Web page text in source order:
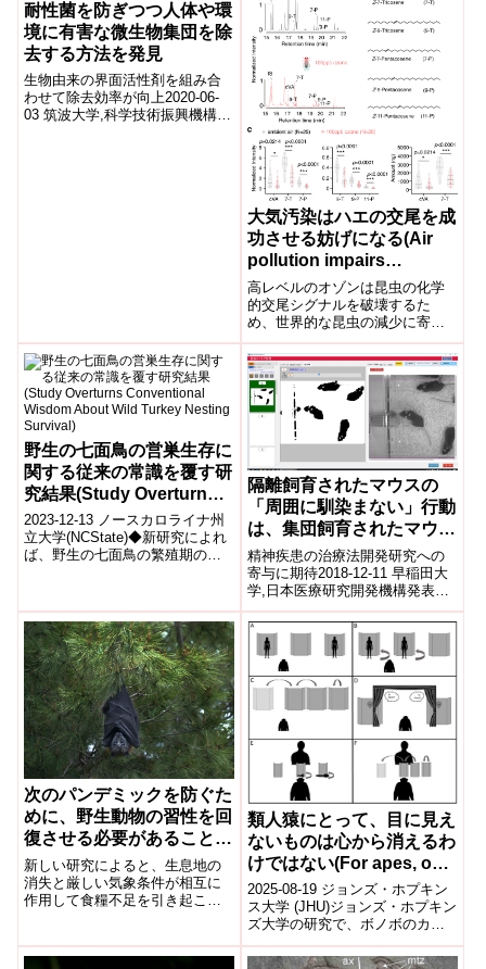
耐性菌を防ぎつつ人体や環
境に有害な微生物集団を除
去する方法を発見
生物由来の界面活性剤を組み合
わせて除去効率が向上2020-06-
03 筑波大学,科学技術振興機構ポ
大気汚染はハエの交尾を成
功させる妨げになる(Air
pollution impairs
successful mating of
flies)
高レベルのオゾンは昆虫の化学
的交尾シグナルを破壊するた
め、世界的な昆虫の減少に寄与
している可能性があるHigh
levels of ozone destroy ...
野生の七面鳥の営巣生存に
関する従来の常識を覆す研
究結果(Study Overturns
Conventional Wisdom
About Wild Turkey
Nesting Survival)
2023-12-13 ノースカロライナ州
立大学(NCState)◆新研究によれ
ば、野生の七面鳥の繁殖期の降
隔離飼育されたマウスの
「周囲に馴染まない」行動
は、集団飼育されたマウス
との同居で改善する
精神疾患の治療法開発研究への
寄与に期待2018-12-11 早稲田大
学,日本医療研究開発機構発表の
ポイント マウスを用いた動物実
験により脳の探求が進んでいる
が、...
次のパンデミックを防ぐた
めに、野生動物の習性を回
復させる必要があることを
示唆する研究結果(To
prevent next pandemic
research suggests we
habit)
新しい研究によると、生息地の
消失と厳しい気象条件が相互に
作用して食糧不足を引き起こ
感染させ、人間に感染さ...
類人猿にとって、目に見え
ないものは心から消えるわ
けではない(For apes, out
of sight isn’t out of mind)
2025-08-19 ジョンズ・ホプキン
ス大学 (JHU)ジョンズ・ホプキン
ズ大学の研究で、ボノボのカン
ジ(Kanzi)が「見えないものを心
に留める」社会的認知...